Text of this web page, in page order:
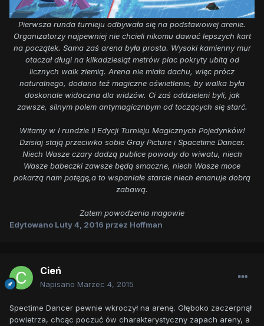
Pierwsza runda turnieju odbywała się na podstawowej arenie.
Organizatorzy najpewniej nie chcieli nikomu dawać lepszych kart
na początek. Sama zaś arena była prosta. Wysoki kamienny mur
otaczał długi na kilkadziesiąt metrów plac pokryty ubitą od
licznych walk ziemią. Arena nie miała dachu, więc prócz
naturalnego, dodano też magiczne oświetlenie, by walka była
doskonale widoczna dla widzów. Ci zaś oddzieleni byli, jak
zawsze, silnym polem antymagicznbym od toczących się starć.
Witamy w I rundzie II Edycji Turnieju Magicznych Pojedynków!
Dzisiaj stają przeciwko sobie Gray Picture i Spacetime Dancer.
Niech Wasze czary dadzą publice powody do wiwatu, niech
Wasze babeczki zawsze będą smaczne, niech Wasze moce
pokarzą nam potęgę,a to wspaniałe starcie niech emanuje dobrą
zabawą.
Zatem powodzenia magowie
Edytowano Luty 4, 2016 przez Hoffman
Cień
Napisano Marzec 4, 2015
Spectime Dancer pewnie wkroczył na arenę. Głęboko zaczerpnął
powietrza, chcąc poczuć ów charakterystyczny zapach areny, a